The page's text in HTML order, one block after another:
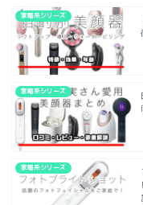
家電系シリーズ
家電系シリーズ
家電系シリーズ